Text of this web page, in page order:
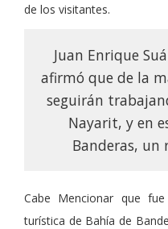
de los visitantes.
Juan Enrique
afirmó que de la
seguirán
Nayarit, y en
Banderas, un
Cabe Mencionar que
turística de Bahía de